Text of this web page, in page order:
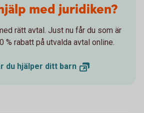
med juridiken?
rätt avtal. Just nu får du som är
% rabatt på utvalda avtal online.
du hjälper ditt barn